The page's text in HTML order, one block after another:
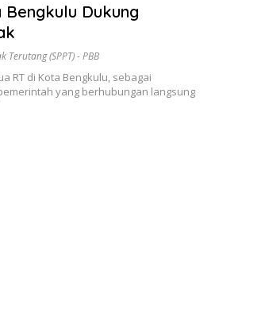
Dukung
(SPPT) - PBB
RT di Kota Bengkulu, sebagai
yang berhubungan langsung